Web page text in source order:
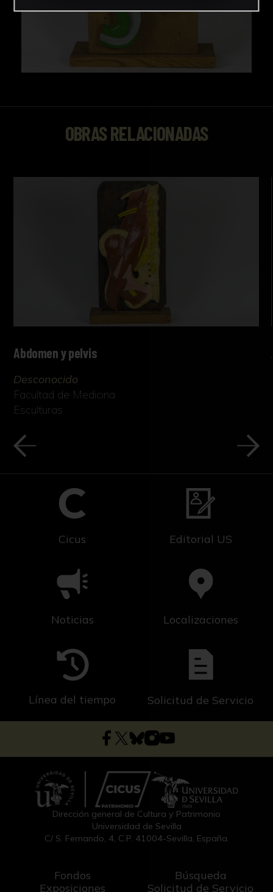
OBRAS RELACIONADAS
Abdomen y pelvis
Desconocido
Facultad de Medicina
Esculturas
Cicus Editorial US
Noticias Localizaciones
Línea del tiempo Solicitud de Servicio
Dirección general de Cultura y Patrimonio
Universidad de Sevilla
C/ S. Fernando, 4, C.P. 41004-Sevilla, España.
Fondos
Exposiciones
Búsqueda
Solicitud de Servicio